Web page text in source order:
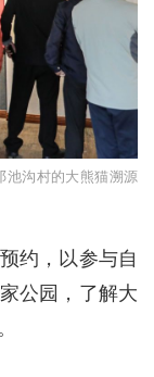
池沟村的大熊猫溯源
约，以参与自
公园，了解大